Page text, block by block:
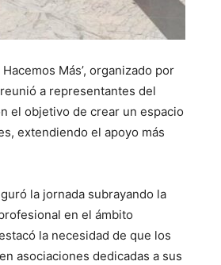
Más’, organizado por
a representantes del
el objetivo de crear un espacio
extendiendo el apoyo más
la jornada subrayando la
en el ámbito
la necesidad de que los
asociaciones dedicadas a sus